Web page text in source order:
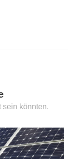
sein könnten.